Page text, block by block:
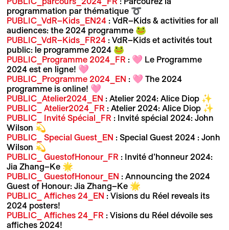
programmation par thématique ➰
PUBLIC_VdR–Kids_EN24: VdR–Kids & activities for all
audiences: the 2024 programme 🐸
PUBLIC_VdR–Kids_FR24: VdR–Kids et activités tout
public: le programme 2024 🐸
PUBLIC_Programme 2024_FR : 🩷 Le Programme
2024 est en ligne! 🩷
PUBLIC_Programme 2024_EN : 🩷 The 2024
programme is online! 🩷
PUBLIC_Atelier2024_EN : Atelier 2024: Alice Diop ✨
PUBLIC_ Atelier2024_FR : Atelier 2024: Alice Diop ✨
PUBLIC_ Invité Spécial_FR : Invité spécial 2024: John
Wilson 💫
PUBLIC_ Special Guest_EN : Special Guest 2024 : Jonh
Wilson 💫
PUBLIC_ GuestofHonour_FR : Invité d’honneur 2024:
Jia Zhang–Ke 🌟
PUBLIC_ GuestofHonour_EN : Announcing the 2024
Guest of Honour: Jia Zhang–Ke 🌟
PUBLIC_ Affiches 24_EN : Visions du Réel reveals its
2024 posters!
PUBLIC_ Affiches 24_FR : Visions du Réel dévoile ses
affiches 2024!